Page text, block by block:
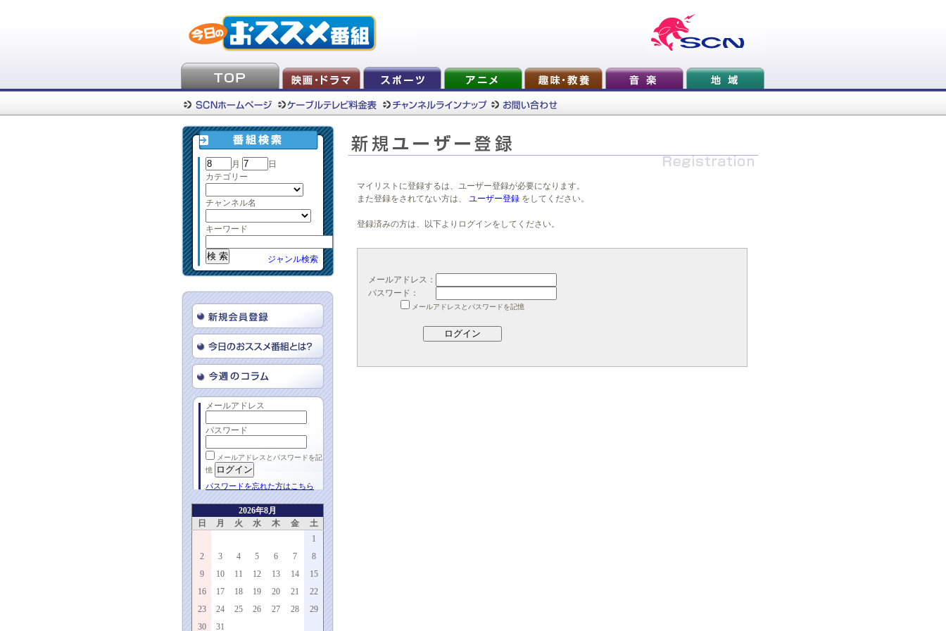
月
日
カテゴリー
チャンネル名
キーワード
ジャンル検索
メールアドレス
パスワード
メールアドレスとパスワードを記
憶
パスワードを忘れた方はこちら
2026年8月
日
月 火 水 木 金
土
1
2
3 4 5 6 7
8
9
10 11 12 13 14
15
16
17 18 19 20 21
22
23
24 25 26 27 28
29
30
31
マイリストに登録するは、ユーザー登録が必要になります。
また登録をされてない方は、
ユーザー登録 をしてください。
登録済みの方は、以下よりログインをしてください。
メールアドレス：
パスワード：
メールアドレスとパスワードを記憶